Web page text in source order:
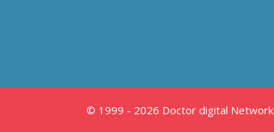
© 1999 - 2026 Doctor digital Network